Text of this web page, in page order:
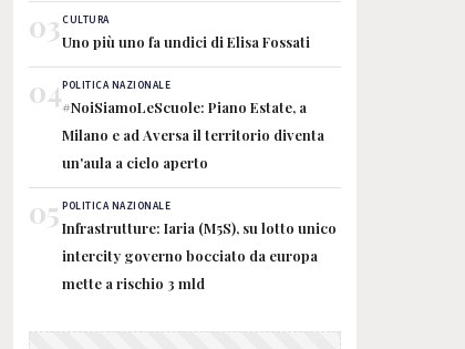
03CULTURA
Uno più uno fa undici di Elisa Fossati
04POLITICA NAZIONALE
#NoiSiamoLeScuole: Piano Estate, a
Milano e ad Aversa il territorio diventa
un'aula a cielo aperto
05 POLITICA NAZIONALE
Infrastrutture: Iaria (M5S), su lotto unico
intercity governo bocciato da europa
mette a rischio 3 mld